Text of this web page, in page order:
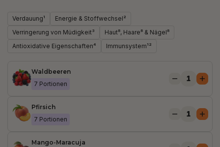
Verdauung¹
Energie & Stoffwechsel²
Verringerung von Müdigkeit³
Haut⁸, Haare⁸ & Nägel⁸
Antioxidative Eigenschaften⁴
Immunsystem¹²
Waldbeeren
7 Portionen
Pfirsich
7 Portionen
Mango-Maracuja